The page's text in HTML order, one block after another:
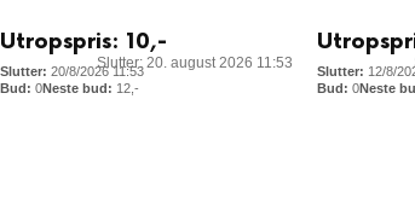
Slutter: 20. august 2026 11:53
Utropspris: 10,-
20/8/2026 11:53
0
12,-
12/8/
0